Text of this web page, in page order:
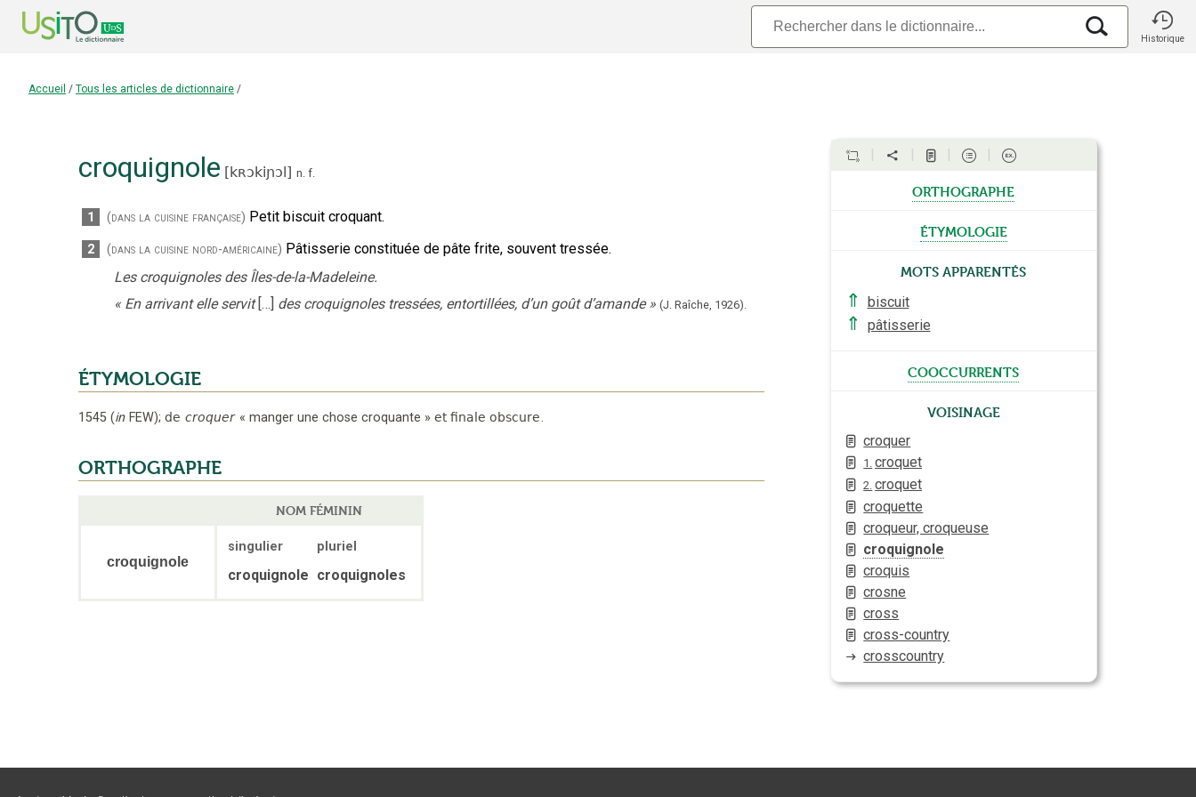
Historique
Accueil / Tous les articles de dictionnaire /
croquignole [kʀɔkiɲɔl] n. f.
1 (dans la cuisine française) Petit biscuit croquant.
2 (dans la cuisine nord-américaine) Pâtisserie constituée de pâte frite, souvent tressée.
Les croquignoles des Îles-de-la-Madeleine.
« En arrivant elle servit […] des croquignoles tressées, entortillées, d’un goût d’amande » (J. Raîche, 1926).
ÉTYMOLOGIE
1545 (in FEW); de croquer « manger une chose croquante » et finale obscure.
ORTHOGRAPHE
NOM FÉMININ
croquignole
singulier pluriel
croquignole croquignoles
orthographe
étymologie
Mots apparentés
⇑
biscuit
⇑ pâtisserie
cooccurrents
Voisinage
croquer
1. croquet
2. croquet
croquette
croqueur, croqueuse
croquignole
croquis
crosne
cross
cross-country
crosscountry